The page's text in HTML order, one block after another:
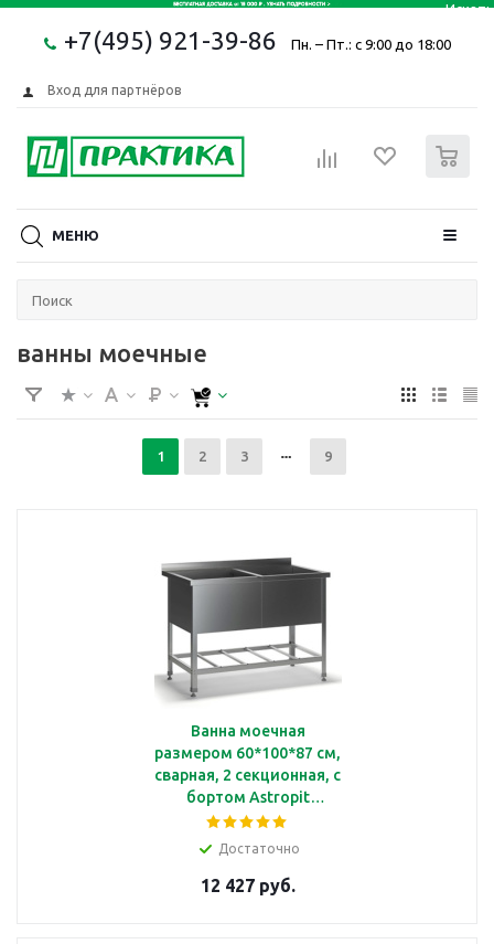
+7(495) 921-39-86 Пн. – Пт.: с 9:00 до 18:00
Вход для партнёров
МЕНЮ
ванны моечные
1 2 3 9
Ванна моечная
размером 60*100*87 см,
сварная, 2 секционная, с
бортом Astropit
АВМБ-2-10060-УОРО
Достаточно
12 427 руб.